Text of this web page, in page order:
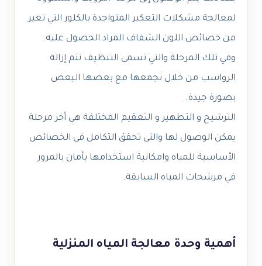
لمعالجة مشكلات التعكير المتواجدة بالكلور التي تغير
من خصائص اللون الشفاف المراد الحصول عليه.
وفي تلك المرحلة والتي تسمى التنظيف تتم إزالة
الرواسب من خلال تجمعها مع بعضها البعض
بصورة جيدة.
الترشيح و التطهير و التعقيم المختلفة هي أخر مرحلة
يمكن الوصول لها والتي تحقق التكامل في الخصائص
الأساسية للمياه وامكانية استخدامها بأمان بالمرور
في مرشحات المياه السابقة.
أهمية وحدة معالجة المياه المنزلية